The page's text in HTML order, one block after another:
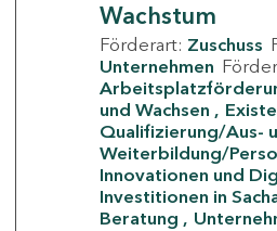
Wachstum
Förderart: Zuschuss
Unternehmen
und Wachsen
Qualifizierung/Aus-
Weiterbildung/
Innovationen und
Investitionen in
Beratung